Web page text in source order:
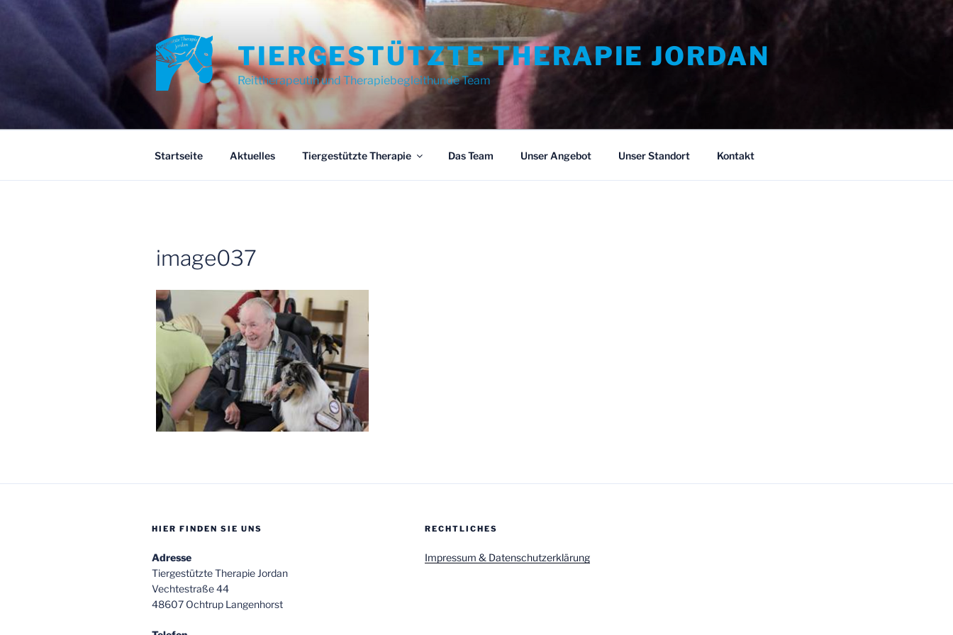
TIERGESTÜTZTE THERAPIE JORDAN
Reittherapeutin und Therapiebegleithunde Team
Startseite Aktuelles Tiergestützte Therapie Das Team Unser Angebot Unser Standort Kontakt
image037
HIER FINDEN SIE UNS
Adresse
Tiergestützte Therapie Jordan
Vechtestraße 44
48607 Ochtrup Langenhorst
RECHTLICHES
Impressum & Datenschutzerklärung